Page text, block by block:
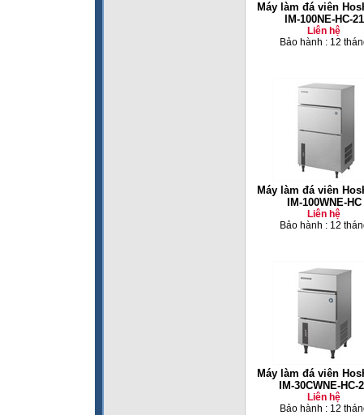
Máy làm đá viên
IM-100NE-HC-21
Liên hệ
Bảo hành : 12
Máy làm đá viên
IM-100WNE-HC
Liên hệ
Bảo hành : 12
Máy làm đá viên
IM-30CWNE-HC-
Liên hệ
Bảo hành : 12